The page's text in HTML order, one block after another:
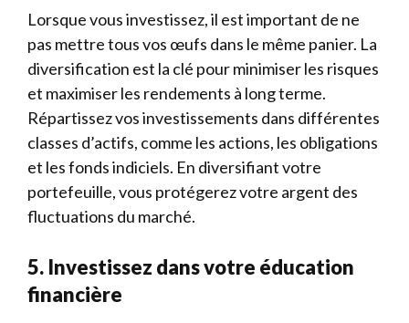
Lorsque vous investissez, il est important de ne
pas mettre tous vos œufs dans le même panier. La
diversification est la clé pour minimiser les risques
et maximiser les rendements à long terme.
Répartissez vos investissements dans différentes
classes d’actifs, comme les actions, les obligations
et les fonds indiciels. En diversifiant votre
portefeuille, vous protégerez votre argent des
fluctuations du marché.
5. Investissez dans votre éducation
financière